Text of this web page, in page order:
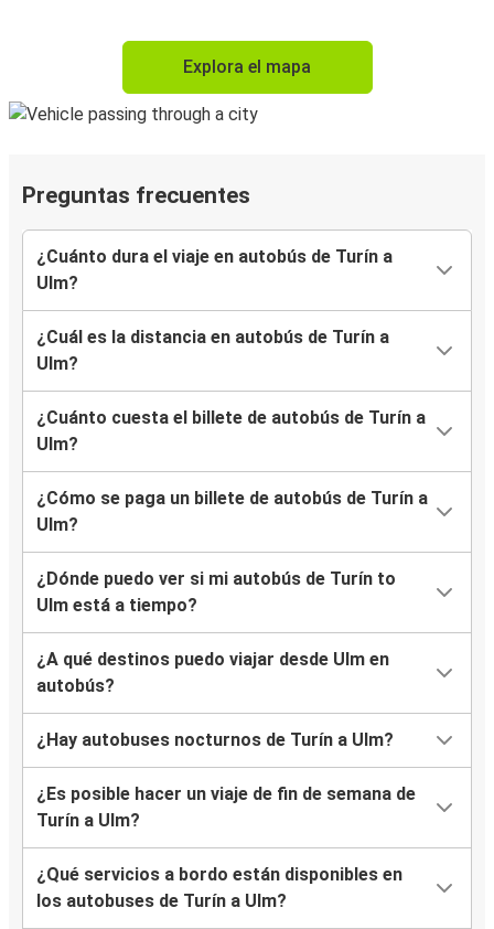
Explora el mapa
Preguntas frecuentes
¿Cuánto dura el viaje en autobús de Turín a
Ulm?
¿Cuál es la distancia en autobús de Turín a
Ulm?
¿Cuánto cuesta el billete de autobús de Turín a
Ulm?
¿Cómo se paga un billete de autobús de Turín a
Ulm?
¿Dónde puedo ver si mi autobús de Turín to
Ulm está a tiempo?
¿A qué destinos puedo viajar desde Ulm en
autobús?
¿Hay autobuses nocturnos de Turín a Ulm?
¿Es posible hacer un viaje de fin de semana de
Turín a Ulm?
¿Qué servicios a bordo están disponibles en
los autobuses de Turín a Ulm?